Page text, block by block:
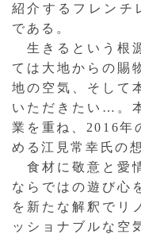
紹介するフレンチ
である。
生きるという根
ては大地からの賜
地の空気、そして
いただきたい…。
業を重ね、2016年
める江見常幸氏の
食材に敬意と愛
ならではの遊び心
を新たな解釈でリ
ッショナブルな空